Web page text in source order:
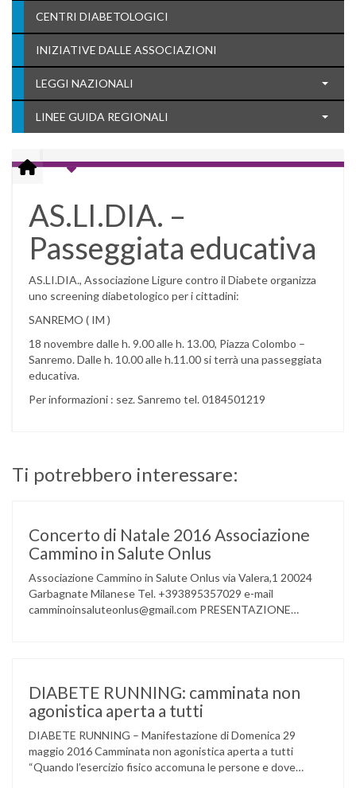
CENTRI DIABETOLOGICI
INIZIATIVE DALLE ASSOCIAZIONI
LEGGI NAZIONALI
LINEE GUIDA REGIONALI
AS.LI.DIA. –
Passeggiata educativa
AS.LI.DIA., Associazione Ligure contro il Diabete organizza
uno screening diabetologico per i cittadini:
SANREMO ( IM )
18 novembre dalle h. 9.00 alle h. 13.00, Piazza Colombo –
Sanremo. Dalle h. 10.00 alle h.11.00 si terrà una passeggiata
educativa.
Per informazioni : sez. Sanremo tel. 0184501219
Ti potrebbero interessare:
Concerto di Natale 2016 Associazione
Cammino in Salute Onlus
Associazione Cammino in Salute Onlus via Valera,1 20024
Garbagnate Milanese Tel. +393895357029 e-mail
camminoinsaluteonlus@gmail.com PRESENTAZIONE
gruppo musicale GROOVY LEMONS di PREGNANA
MILANESE. L’ Associazione …
DIABETE RUNNING: camminata non
agonistica aperta a tutti
DIABETE RUNNING – Manifestazione di Domenica 29
maggio 2016 Camminata non agonistica aperta a tutti
“Quando l’esercizio fisico accomuna le persone e dove